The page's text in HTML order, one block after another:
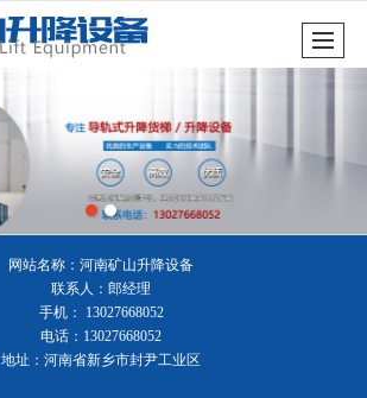
很遗憾，因您的浏览器版本过低导致无法获得最佳浏览体验，推荐下载安装谷歌浏览器！
网站名称：河南矿山升降设备
联系人：郎经理
手机： 13027668052
电话：13027668052
地址：河南省新乡市封尹工业区